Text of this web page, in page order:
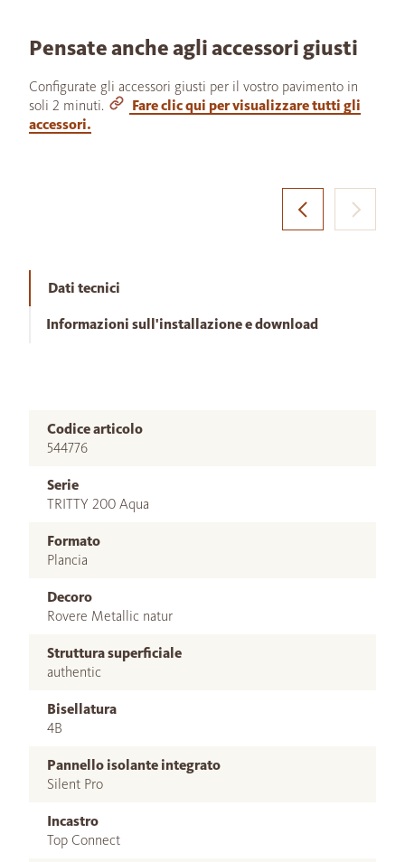
Pensate anche agli accessori giusti
Configurate gli accessori giusti per il vostro pavimento in
soli 2 minuti.
Fare clic qui per visualizzare tutti gli
accessori.
Dati tecnici
Informazioni sull'installazione e download
Codice articolo
544776
Serie
TRITTY 200 Aqua
Formato
Plancia
Decoro
Rovere Metallic natur
Struttura superficiale
authentic
Bisellatura
4B
Pannello isolante integrato
Silent Pro
Incastro
Top Connect